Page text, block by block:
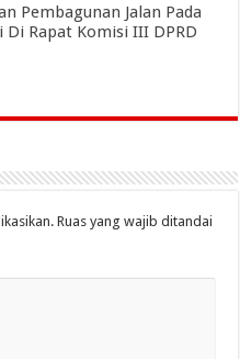
Pembagunan Jalan Pada
Di Rapat Komisi III DPRD
Ruas yang wajib ditandai